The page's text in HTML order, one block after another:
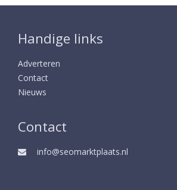
Handige links
Adverteren
Contact
Nieuws
Contact
info@seomarktplaats.nl